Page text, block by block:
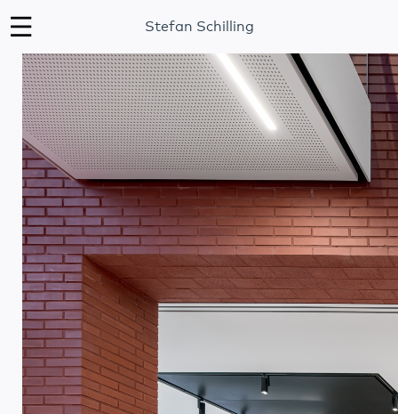
Stefan Schilling